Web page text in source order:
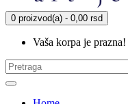
0 proizvod(a) - 0,00 rsd
Vaša korpa je prazna!